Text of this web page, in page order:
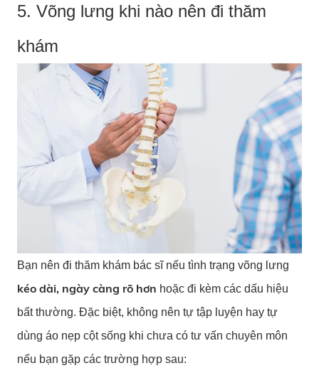
5. Võng lưng khi nào nên đi thăm
khám
Bạn nên đi thăm khám bác sĩ nếu tình trạng võng lưng
kéo dài, ngày càng rõ hơn hoặc đi kèm các dấu hiệu
bất thường. Đặc biệt, không nên tự tập luyện hay tự
dùng áo nẹp cột sống khi chưa có tư vấn chuyên môn
nếu bạn gặp các trường hợp sau: